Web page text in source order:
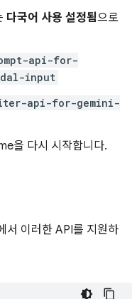
다국어 사용 설정됨으로
api-for-
input
api-for-gemini-
을 다시 시작합니다.
서 이러한 API를 지원하